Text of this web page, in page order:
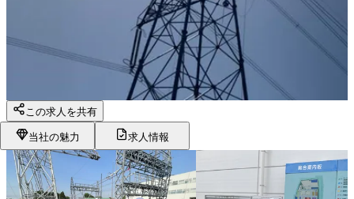
この求人を共有
当社の魅力 求人情報